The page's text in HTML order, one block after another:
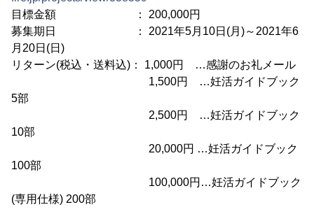
目標金額 ： 200,000円
募集期日 ： 2021年5月10日(月)～2021年6
月20日(日)
リターン(税込・送料込)： 1,000円 …感謝のお礼メール
1,500円 …妊活ガイドブック
5部
2,500円 …妊活ガイドブック
10部
20,000円 …妊活ガイドブック
100部
100,000円…妊活ガイドブック
(専用仕様) 200部